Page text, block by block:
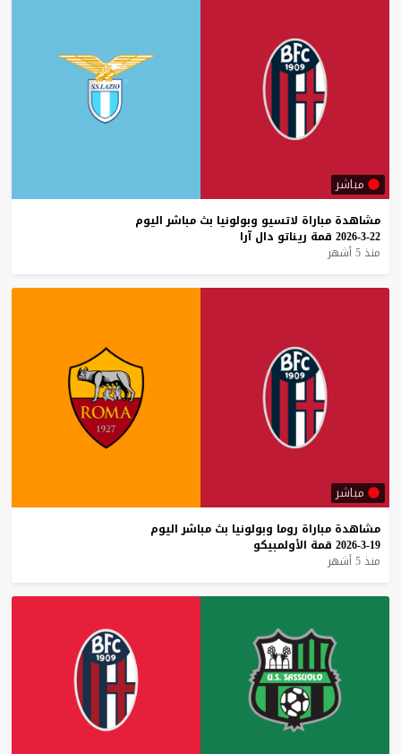
مباشر
مشاهدة مباراة لاتسيو وبولونيا بث مباشر اليوم
22-3-2026
قمة ريناتو دال آرا
منذ 5 أشهر
مباشر
مشاهدة مباراة روما وبولونيا بث مباشر اليوم
19-3-2026
قمة الأولمبيكو
منذ 5 أشهر